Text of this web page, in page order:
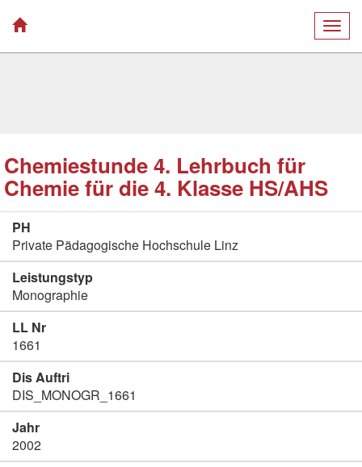
Chemiestunde 4. Lehrbuch für
Chemie für die 4. Klasse HS/AHS
PH
Private Pädagogische Hochschule Linz
Leistungstyp
Monographie
LL Nr
1661
Dis Auftri
DIS_MONOGR_1661
Jahr
2002